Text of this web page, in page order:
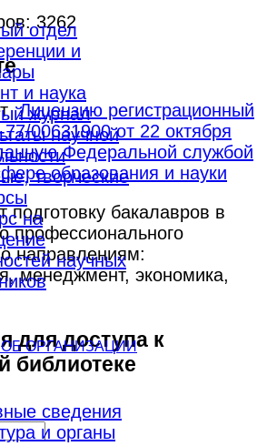
отдел
и
и наука
журнал
научной
творческие
на
научных
ОРГАНИЗАЦИИ
сведения
и органы
3262
Лицензию регистрационный
00631900 от 22 октября
Федеральной службой
образования и науки
подготовку бакалавров в
профессионального
направлениям:
менеджмент, экономика,
для доступа к
библиотеке